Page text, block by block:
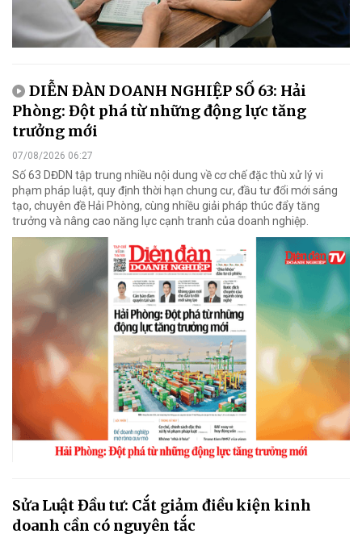
DIỄN ĐÀN DOANH NGHIỆP SỐ 63: Hải
Phòng: Đột phá từ những động lực tăng
trưởng mới
07/08/2026 06:27
Số 63 DĐDN tập trung nhiều nội dung về cơ chế đặc thù xử lý vi
phạm pháp luật, quy định thời hạn chung cư, đầu tư đổi mới sáng
tạo, chuyên đề Hải Phòng, cùng nhiều giải pháp thúc đẩy tăng
trưởng và nâng cao năng lực cạnh tranh của doanh nghiệp.
Sửa Luật Đầu tư: Cắt giảm điều kiện kinh
doanh cần có nguyên tắc